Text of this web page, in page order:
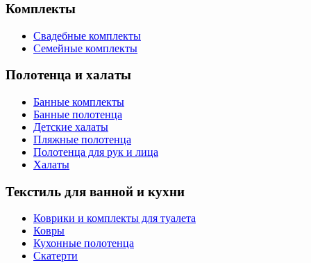
Комплекты
Свадебные комплекты
Семейные комплекты
Полотенца и халаты
Банные комплекты
Банные полотенца
Детские халаты
Пляжные полотенца
Полотенца для рук и лица
Халаты
Текстиль для ванной и кухни
Коврики и комплекты для туалета
Ковры
Кухонные полотенца
Скатерти